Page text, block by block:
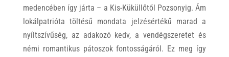
medencében így járta – a Kis-Küküllőtől Pozsonyig. Ám
lokálpatrióta töltésű mondata jelzésértékű marad a
nyíltszívűség, az adakozó kedv, a vendégszeretet és
némi romantikus pátoszok fontosságáról. Ez meg így